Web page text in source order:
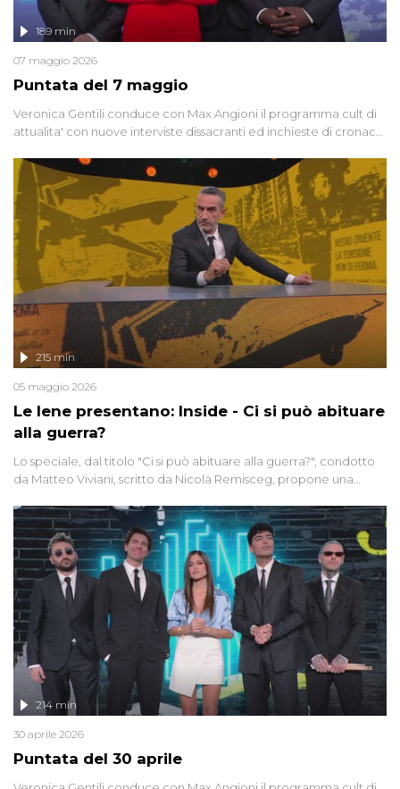
Puntata del 7 maggio
189 min
07 maggio 2026
Veronica Gentili conduce con Max Angioni il programma cult di
attualita' con nuove interviste dissacranti ed inchieste di cronaca
Le Iene presentano: Inside - Ci si può abituare
alla guerra?
215 min
05 maggio 2026
Lo speciale, dal titolo "Ci si può abituare alla guerra?", condotto
da Matteo Viviani, scritto da Nicola Remisceg, propone una
di settore - su quanto la guerra sia diventata una realtà pervasiva.
Anche se l'Italia non è direttamente coinvolta in conflitti armati, il
contesto globale rende impossibile considerarla un fenomeno
lontano.
Puntata del 30 aprile
214 min
30 aprile 2026